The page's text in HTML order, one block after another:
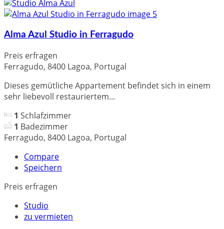
Alma Azul Studio in Ferragudo
Preis erfragen
Ferragudo, 8400 Lagoa, Portugal
Dieses gemütliche Appartement befindet sich in einem
sehr liebevoll restauriertem...
1 Schlafzimmer
1 Badezimmer
Ferragudo, 8400 Lagoa, Portugal
Compare
Speichern
Preis erfragen
Studio
zu vermieten